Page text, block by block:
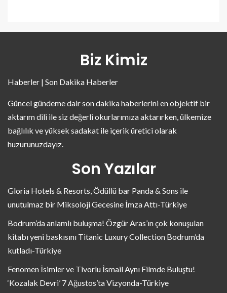
Biz Kimiz
Haberler | Son Dakika Haberler
Güncel gündeme dair son dakika haberlerini en objektif bir
aktarım dili ile siz değerli okurlarımıza aktarırken, ülkemize
bağlılık ve yüksek sadakat ile içerik üretici olarak
huzurunuzdayız.
Son Yazılar
Gloria Hotels & Resorts, Ödüllü bar Panda & Sons ile
unutulmaz bir Miksoloji Gecesine İmza Attı-Türkiye
Bodrum’da anlamlı buluşma! Özgür Aras’ın çok konuşulan
kitabı yeni baskısını Titanic Luxury Collection Bodrum’da
kutladı-Türkiye
Fenomen İsimler ve Tivorlu İsmail Aynı Filmde Buluştu!
‘Kozalak Devri’ 7 Ağustos’ta Vizyonda-Türkiye